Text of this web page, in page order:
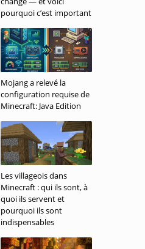
pourquoi c’est important
Mojang a relevé la
configuration requise de
Minecraft: Java Edition
Les villageois dans
Minecraft : qui ils sont, à
quoi ils servent et
pourquoi ils sont
indispensables